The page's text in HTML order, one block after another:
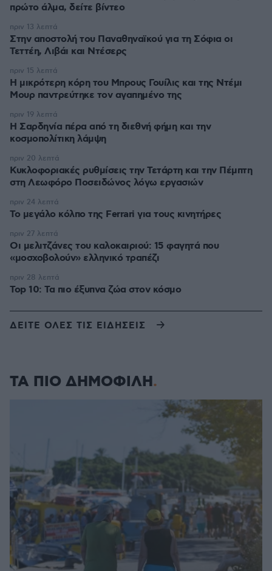
πρώτο άλμα, δείτε βίντεο
Στην αποστολή του Παναθηναϊκού για τη Σόφια οι
Τεττέη, Λιβάι και Ντέσερς
πριν 13 λεπτά
Η μικρότερη κόρη του Μπρους Γουίλις και της Ντέμι
Μουρ παντρεύτηκε τον αγαπημένο της
πριν 15 λεπτά
Η Σαρδηνία πέρα από τη διεθνή φήμη και την
κοσμοπολίτικη λάμψη
πριν 19 λεπτά
Κυκλοφοριακές ρυθμίσεις την Τετάρτη και την Πέμπτη
στη Λεωφόρο Ποσειδώνος λόγω εργασιών
πριν 20 λεπτά
Το μεγάλο κόλπο της Ferrari για τους κινητήρες
πριν 24 λεπτά
Οι μελιτζάνες του καλοκαιριού: 15 φαγητά που
«μοσχοβολούν» ελληνικό τραπέζι
πριν 27 λεπτά
Top 10: Τα πιο έξυπνα ζώα στον κόσμο
πριν 28 λεπτά
ΔΕΙΤΕ ΟΛΕΣ ΤΙΣ ΕΙΔΗΣΕΙΣ
ΤΑ ΠΙΟ ΔΗΜΟΦΙΛΗ